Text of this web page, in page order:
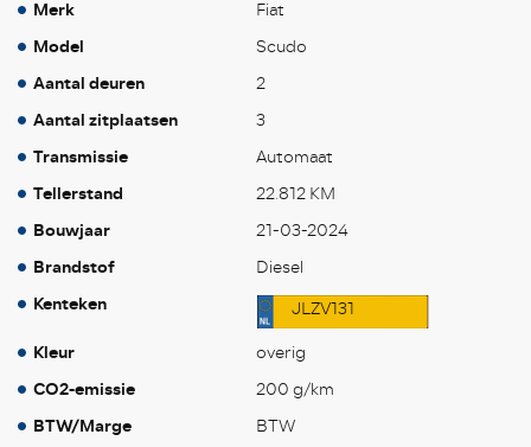
Merk Fiat
Model Scudo
Aantal deuren 2
Aantal zitplaatsen 3
Transmissie Automaat
Tellerstand 22.812 KM
Bouwjaar 21-03-2024
Brandstof Diesel
Kenteken JLZV131
Kleur overig
CO2-emissie 200 g/km
BTW/Marge BTW